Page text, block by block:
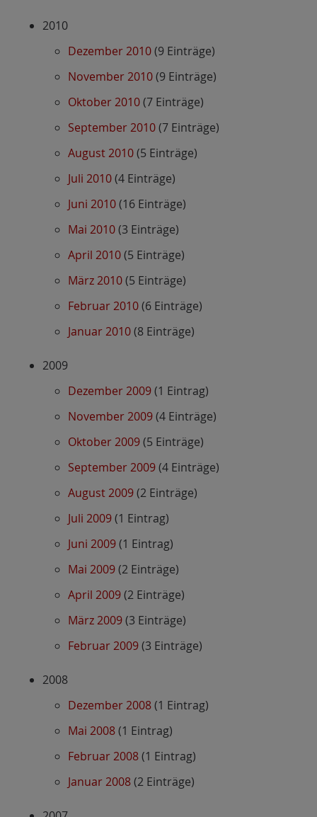
2010
Dezember 2010(9 Einträge)
November 2010(9 Einträge)
Oktober 2010(7 Einträge)
September 2010(7 Einträge)
August 2010(5 Einträge)
Juli 2010(4 Einträge)
Juni 2010(16 Einträge)
Mai 2010(3 Einträge)
April 2010(5 Einträge)
März 2010(5 Einträge)
Februar 2010(6 Einträge)
Januar 2010(8 Einträge)
2009
Dezember 2009(1 Eintrag)
November 2009(4 Einträge)
Oktober 2009(5 Einträge)
September 2009(4 Einträge)
August 2009(2 Einträge)
Juli 2009(1 Eintrag)
Juni 2009(1 Eintrag)
Mai 2009(2 Einträge)
April 2009(2 Einträge)
März 2009(3 Einträge)
Februar 2009(3 Einträge)
2008
Dezember 2008(1 Eintrag)
Mai 2008(1 Eintrag)
Februar 2008(1 Eintrag)
Januar 2008(2 Einträge)